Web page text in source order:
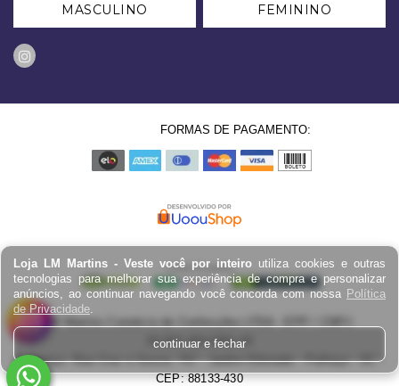
Loja LM Martins - Veste você por inteiro utiliza cookies e outras
tecnologias para melhorar sua experiência de compra e personalizar
anúncios, ao continuar navegando você concorda com nossa Política
de Privacidade
continuar e fechar
MASCULINO FEMININO
FORMAS DE PAGAMENTO:
03.823.403.0001-29
Endereço: Rua Cruz e Souza, 767 - Jardim Eldorado - Palhoça - SC -
CEP: 88133-430